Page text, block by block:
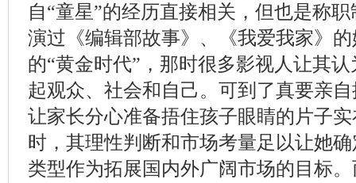
自“童星”的经历直接相关，但也是称
演过《编辑部故事》、《我爱我家》
的“黄金时代”，那时很多影视人让其
起观众、社会和自己。可到了真要亲
让家长分心准备捂住孩子眼睛的片子
时，其理性判断和市场考量足以让她
类型作为拓展国内外广阔市场的目标